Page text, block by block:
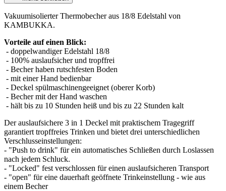
Vakuumisolierter Thermobecher aus 18/8 Edelstahl von
KAMBUKKA.
Vorteile auf einen Blick:
- doppelwandiger Edelstahl 18/8
- 100% auslaufsicher und tropffrei
- Becher haben rutschfesten Boden
- mit einer Hand bedienbar
- Deckel spülmaschinengeeignet (oberer Korb)
- Becher mit der Hand waschen
- hält bis zu 10 Stunden heiß und bis zu 22 Stunden kalt
Der auslaufsichere 3 in 1 Deckel mit praktischem Tragegriff
garantiert tropffreies Trinken und bietet drei unterschiedlichen
Verschlusseinstellungen:
- "Push to drink" für ein automatisches Schließen durch Loslassen
nach jedem Schluck.
- "Locked" fest verschlossen für einen auslaufsicheren Transport
- "open" für eine dauerhaft geöffnete Trinkeinstellung - wie aus
einem Becher